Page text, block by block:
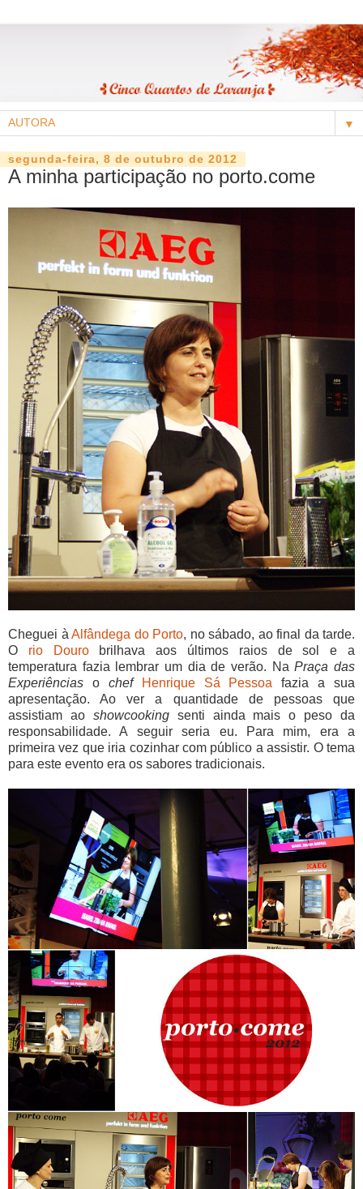
▼
segunda-feira, 8 de outubro de 2012
A minha participação no porto.come
Cheguei à Alfândega do Porto, no sábado, ao final da tarde.
O rio Dourobrilhava aos últimos raios de sol e a
temperatura fazia lembrar um dia de verão. NaPraça das
Experiências o chef Henrique Sá Pessoa fazia a sua
apresentação. Ao ver a quantidade de pessoas que
assistiam ao showcookingsenti ainda mais o peso da
responsabilidade. A seguir seria eu. Para mim, era a
primeira vez que iria cozinhar com público a assistir. O tema
para este evento era os sabores tradicionais.